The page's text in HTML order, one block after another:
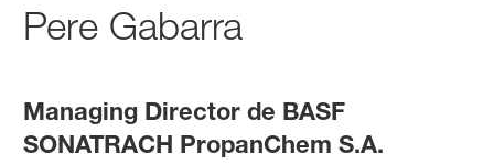
Pere Gabarra
Managing Director de BASF
SONATRACH PropanChem S.A.